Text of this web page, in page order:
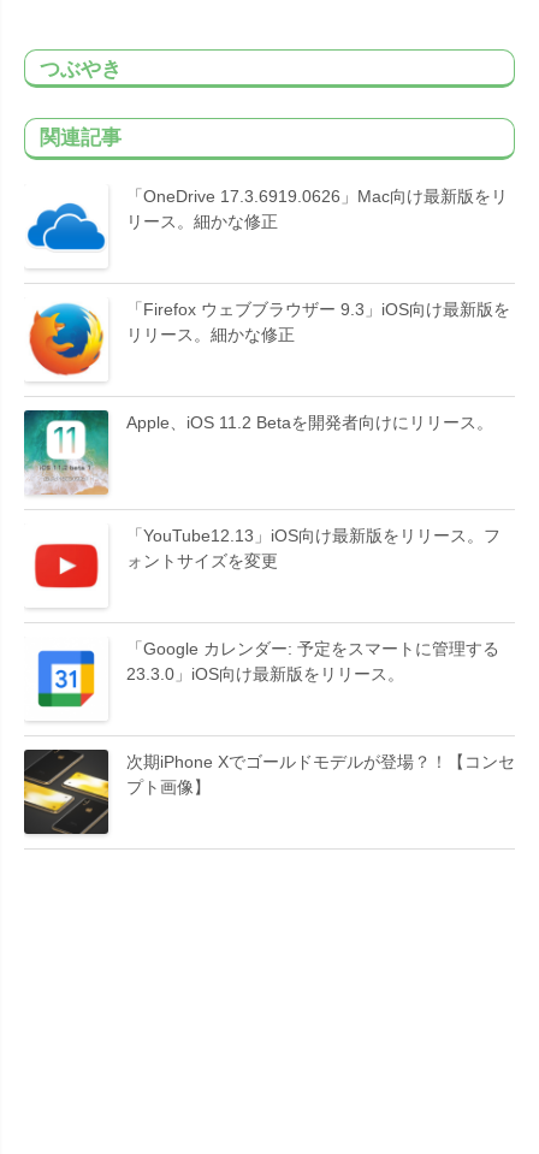
つぶやき
関連記事
「OneDrive 17.3.6919.0626」Mac向け最新版をリ
リース。細かな修正
「Firefox ウェブブラウザー 9.3」iOS向け最新版を
リリース。細かな修正
Apple、iOS 11.2 Betaを開発者向けにリリース。
「YouTube12.13」iOS向け最新版をリリース。フ
ォントサイズを変更
「Google カレンダー: 予定をスマートに管理する
23.3.0」iOS向け最新版をリリース。
次期iPhone Xでゴールドモデルが登場？！【コンセ
プト画像】